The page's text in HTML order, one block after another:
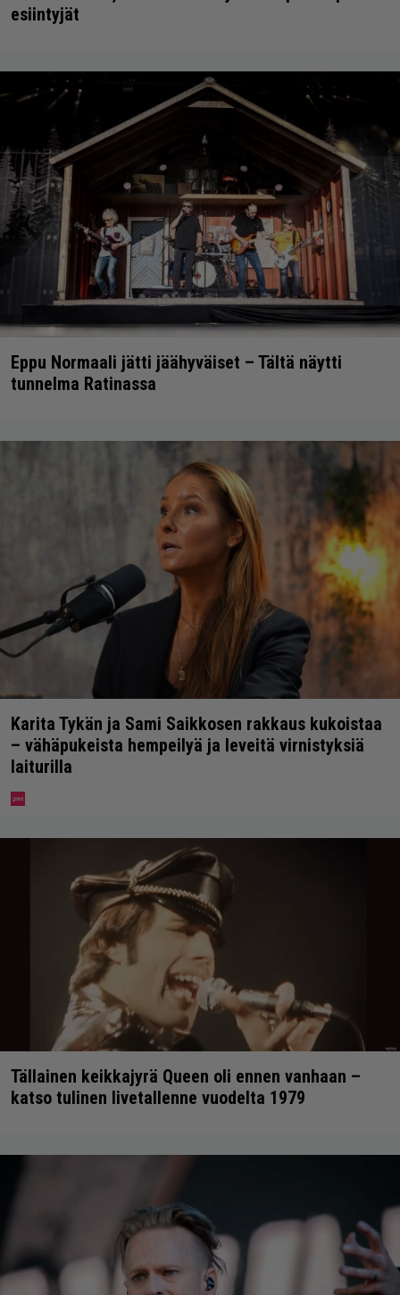
esiintyjät
Eppu Normaali jätti jäähyväiset – Tältä näytti
tunnelma Ratinassa
Karita Tykän ja Sami Saikkosen rakkaus kukoistaa
– vähäpukeista hempeilyä ja leveitä virnistyksiä
laiturilla
Tällainen keikkajyrä Queen oli ennen vanhaan –
katso tulinen livetallenne vuodelta 1979